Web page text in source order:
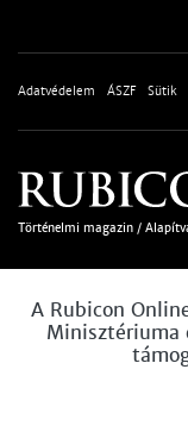
Adatvédelem ÁSZF Sütik
Történelmi magazin /
A Rubicon
Minisztériuma